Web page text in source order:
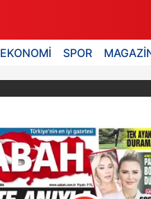
EKONOMİ SPOR